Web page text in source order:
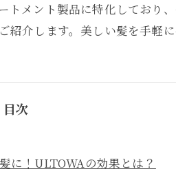
メント製品に特化しており
介します。美しい髪を手軽
目次
に！ULTOWAの効果とは？